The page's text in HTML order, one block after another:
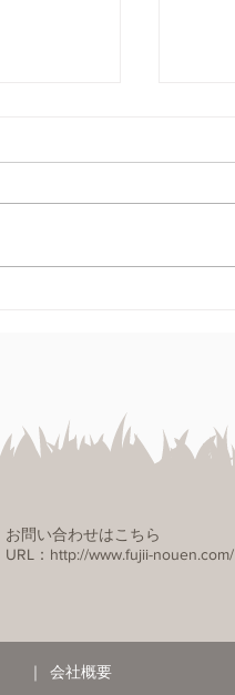
お問い合わせはこちら
URL： http://www.fujii-nouen.com/
｜ 会社概要